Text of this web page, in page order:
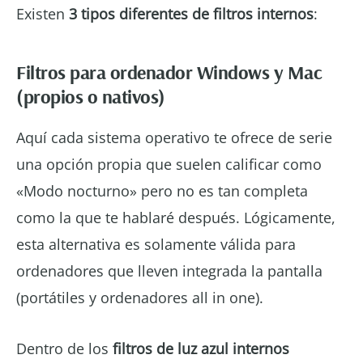
Existen 3 tipos diferentes de filtros internos:
Filtros para ordenador Windows y Mac
(propios o nativos)
Aquí cada sistema operativo te ofrece de serie
una opción propia que suelen calificar como
«Modo nocturno» pero no es tan completa
como la que te hablaré después. Lógicamente,
esta alternativa es solamente válida para
ordenadores que lleven integrada la pantalla
(portátiles y ordenadores all in one).
Dentro de los filtros de luz azul internos